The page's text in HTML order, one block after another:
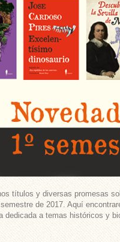
títulos y diversas promesas
de 2017. Aquí
a temas históricos y